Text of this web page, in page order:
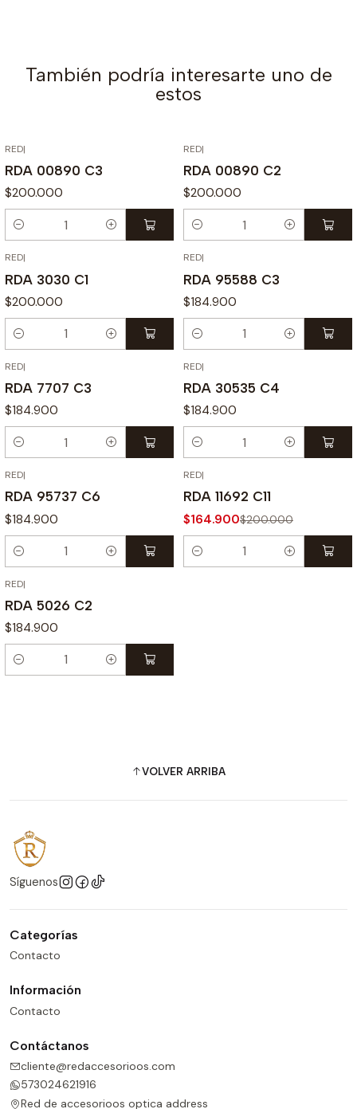
También podría interesarte uno de
estos
RED|
RDA 00890 C3
$200.000
Cantidad
RED|
RDA 00890 C2
$200.000
Cantidad
RED|
RDA 3030 C1
$200.000
Cantidad
RED|
RDA 95588 C3
$184.900
Cantidad
RED|
RDA 7707 C3
$184.900
Cantidad
RED|
RDA 30535 C4
$184.900
Cantidad
RED|
RDA 95737 C6
$184.900
Cantidad
RED|
RDA 11692 C11
$164.900$200.000
Cantidad
RED|
RDA 5026 C2
$184.900
Cantidad
VOLVER ARRIBA
Síguenos
Categorías
Contacto
Información
Contacto
Contáctanos
cliente@redaccesorioos.com
573024621916
Red de accesorioos optica address